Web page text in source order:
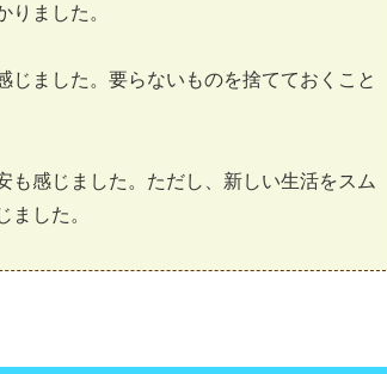
ました。
ました。要らないものを捨てておくこと
感じました。ただし、新しい生活をスム
した。